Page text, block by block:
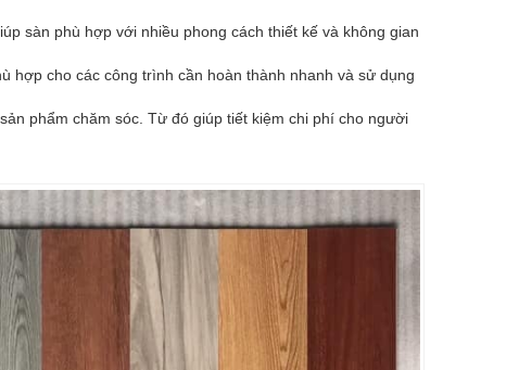
sàn phù hợp với nhiều phong cách thiết kế và không gian
hợp cho các công trình cần hoàn thành nhanh và sử dụng
phẩm chăm sóc. Từ đó giúp tiết kiệm chi phí cho người